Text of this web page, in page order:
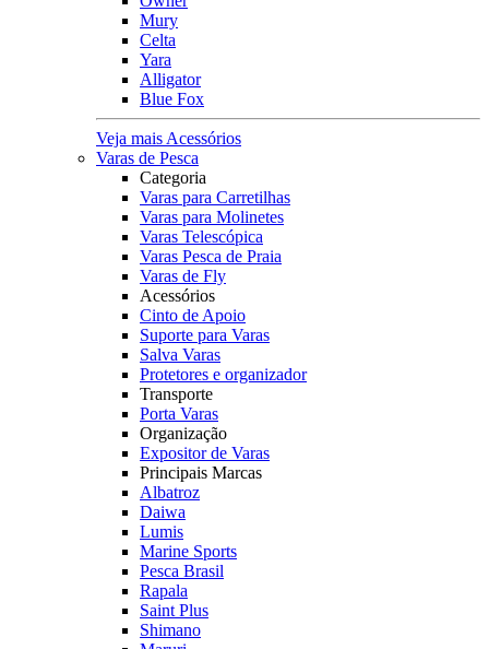
Mury
Celta
Yara
Alligator
Blue Fox
Veja mais Acessórios
Varas de Pesca
Categoria
Varas para Carretilhas
Varas para Molinetes
Varas Telescópica
Varas Pesca de Praia
Varas de Fly
Acessórios
Cinto de Apoio
Suporte para Varas
Salva Varas
Protetores e organizador
Transporte
Porta Varas
Organização
Expositor de Varas
Principais Marcas
Albatroz
Daiwa
Lumis
Marine Sports
Pesca Brasil
Rapala
Saint Plus
Shimano